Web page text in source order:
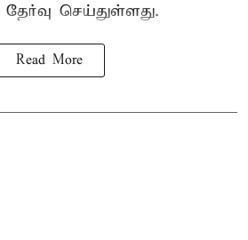
செய்துள்ளது.
Read More